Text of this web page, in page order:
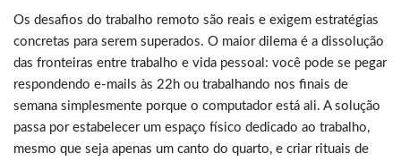
Os desafios do trabalho remoto são reais e exigem estratégias
concretas para serem superados. O maior dilema é a dissolução
das fronteiras entre trabalho e vida pessoal: você pode se pegar
respondendo e-mails às 22h ou trabalhando nos finais de
semana simplesmente porque o computador está ali. A solução
passa por estabelecer um espaço físico dedicado ao trabalho,
mesmo que seja apenas um canto do quarto, e criar rituais de